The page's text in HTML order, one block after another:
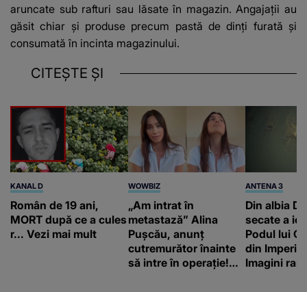
aruncate sub rafturi sau lăsate în magazin. Angajații au
găsit chiar și produse precum pastă de dinți furată și
consumată în incinta magazinului.
CITEȘTE ȘI
KANAL D
Român de 19 ani,
MORT după ce a cules
r... Vezi mai mult
WOWBIZ
„Am intrat în
metastază” Alina
Pușcău, anunț
cutremurător înainte
să intre în operație!
ANTENA 3
Din albia
secate a
Podul lui
din
Imagini